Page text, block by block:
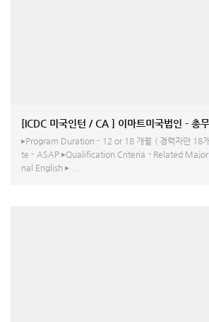
[ICDC 미국인턴 / CA ] 이마트미국법인 - 총
▸Program Duration - 12 or 18 개월 ( 경력자만 18
te - ASAP ▸Qualification Criteria - Related
nal English ▸ ...